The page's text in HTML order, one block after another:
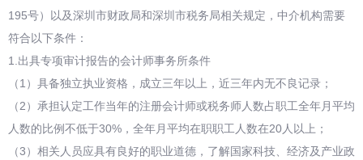
195号）以及深圳市财政局和深圳市税务局相关规定，中介机构需要
符合以下条件：
1.出具专项审计报告的会计师事务所条件
（1）具备独立执业资格，成立三年以上，近三年内无不良记录；
（2）承担认定工作当年的注册会计师或税务师人数占职工全年月平均
人数的比例不低于30%，全年月平均在职职工人数在20人以上；
（3）相关人员应具有良好的职业道德，了解国家科技、经济及产业政